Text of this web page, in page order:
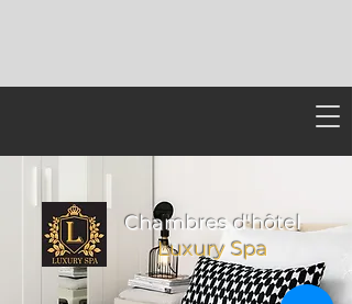
Chambres d'hôtel
Luxury Spa